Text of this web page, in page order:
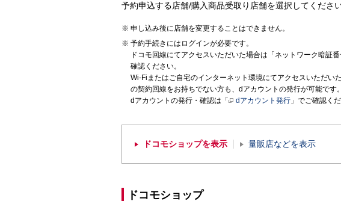
予約申込する店舗/購入商品受取り店舗を選択してください
申し込み後に店舗を変更することはできません。
予約手続きにはログインが必要です。
ドコモ回線にてアクセスいただいた場合は「ネットワーク暗証
確認ください。
Wi-Fiまたはご自宅のインターネット環境にてアクセスいただ
の契約回線をお持ちでない方も、dアカウントの発行が可能です。
dアカウントの発行・確認は「
dアカウント発行 」でご確認くだ
ドコモショップを表示 量販店などを表示
ドコモショップ